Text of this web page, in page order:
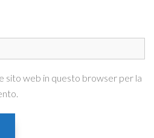
sito web in questo browser per la